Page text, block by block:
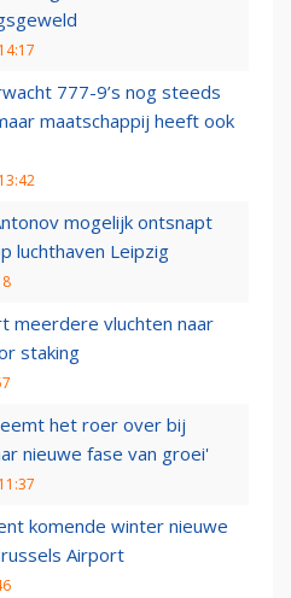
777-9’s nog steeds
maatschappij heeft ook
mogelijk ontsnapt
luchthaven Leipzig
meerdere vluchten naar
staking
het roer over bij
nieuwe fase van groei'
komende winter nieuwe
Airport